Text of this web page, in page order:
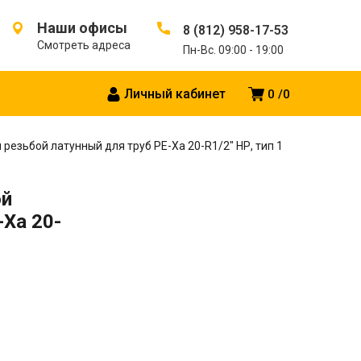
Наши офисы
Смотреть адреса
8 (812) 958-17-53
Пн-Вс. 09:00 - 19:00
0 0
Личный кабинет
латунный для труб PE-Xa 20-R1/2″ НР, тип 1
20-